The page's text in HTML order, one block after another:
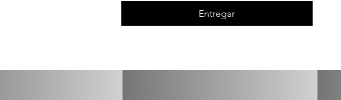
Entregar